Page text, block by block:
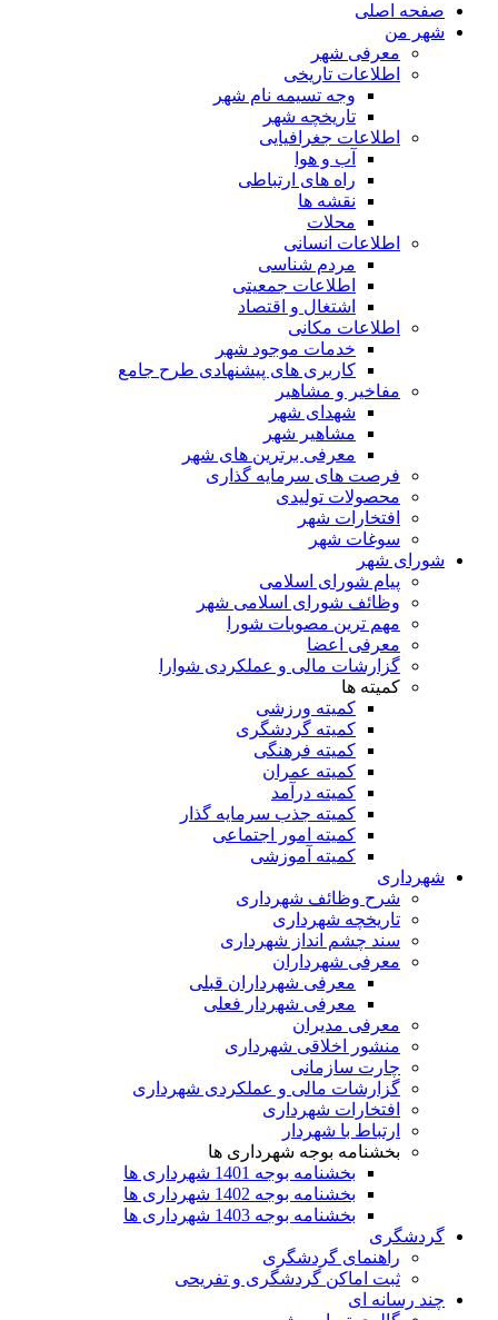
صفحه اصلی
شهر من
معرفی شهر
اطلاعات تاریخی
وجه تسیمه نام شهر
تاریخچه شهر
اطلاعات جغرافیایی
آب و هوا
راه های ارتباطی
نقشه ها
محلات
اطلاعات انسانی
مردم شناسی
اطلاعات جمعیتی
اشتغال و اقتصاد
اطلاعات مکانی
خدمات موجود شهر
کاربری های پیشنهادی طرح جامع
مفاخیر و مشاهیر
شهدای شهر
مشاهیر شهر
معرفی برترین های شهر
فرصت های سرمایه گذاری
محصولات تولیدی
افتخارات شهر
سوغات شهر
شورای شهر
پیام شورای اسلامی
وظائف شورای اسلامی شهر
مهم ترین مصوبات شورا
معرفی اعضا
گزارشات مالی و عملکردی شوارا
کمیته ها
کمیته ورزشی
کمیته گردشگری
کمیته فرهنگی
کمیته عمران
کمیته درآمد
کمیته جذب سرمایه گذار
کمیته امور اجتماعی
کمیته آموزشی
شهرداری
شرح وظائف شهرداری
تاریخچه شهرداری
سند چشم انداز شهرداری
معرفی شهرداران
معرفی شهرداران قبلی
معرفی شهردار فعلی
معرفی مدیران
منشور اخلاقی شهرداری
چارت سازمانی
گزارشات مالی و عملکردی شهرداری
افتخارات شهرداری
ارتباط با شهردار
بخشنامه بوجه شهرداری ها
بخشنامه بوجه 1401 شهرداری ها
بخشنامه بوجه 1402 شهرداری ها
بخشنامه بوجه 1403 شهرداری ها
گردشگری
راهنمای گردشگری
ثبت اماکن گردشگری و تفریحی
چند رسانه ای